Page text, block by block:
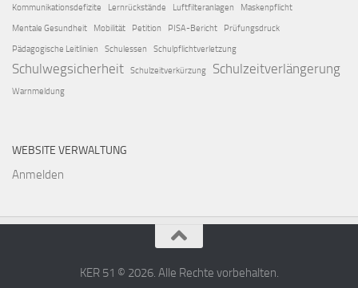
Kommunikationsdefizite
Lernrückstände Luftfilteranlagen
Maskenpflicht
Mentale Gesundheit
Mobilität Petition PISA-Bericht
Prüfungsdruck
Pädagogische Leitlinien
Schulessen Schulpflichtverletzung
Schulwegsicherheit Schulzeitverkürzung Schulzeitverlängerung
Warnmeldung
WEBSITE VERWALTUNG
Anmelden
KER 51 © 2026. Alle Rechte vorbehalten.